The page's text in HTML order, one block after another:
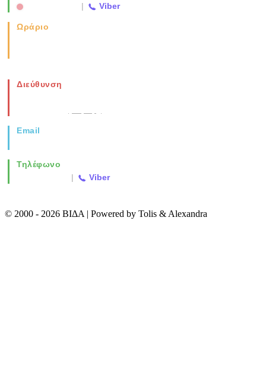
| Viber
Ωράριο
Διεύθυνση
Email
Τηλέφωνο
| Viber
© 2000 - 2026 ΒΙΔΑ | Powered by Tolis & Alexandra